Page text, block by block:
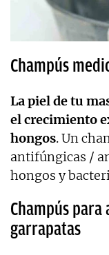
Champús
La piel de tu
el crecimiento
hongos. Un
antifúngicas /
hongos y
Champús
garrapatas